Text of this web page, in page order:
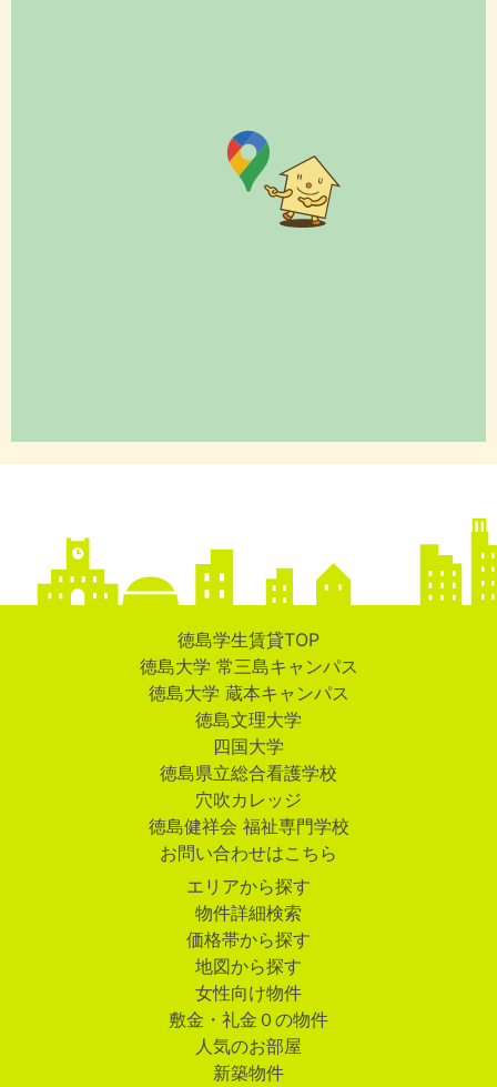
徳島学生賃貸TOP
徳島大学 常三島キャンパス
徳島大学 蔵本キャンパス
徳島文理大学
四国大学
徳島県立総合看護学校
穴吹カレッジ
徳島健祥会 福祉専門学校
お問い合わせはこちら
エリアから探す
物件詳細検索
価格帯から探す
地図から探す
女性向け物件
敷金・礼金０の物件
人気のお部屋
新築物件